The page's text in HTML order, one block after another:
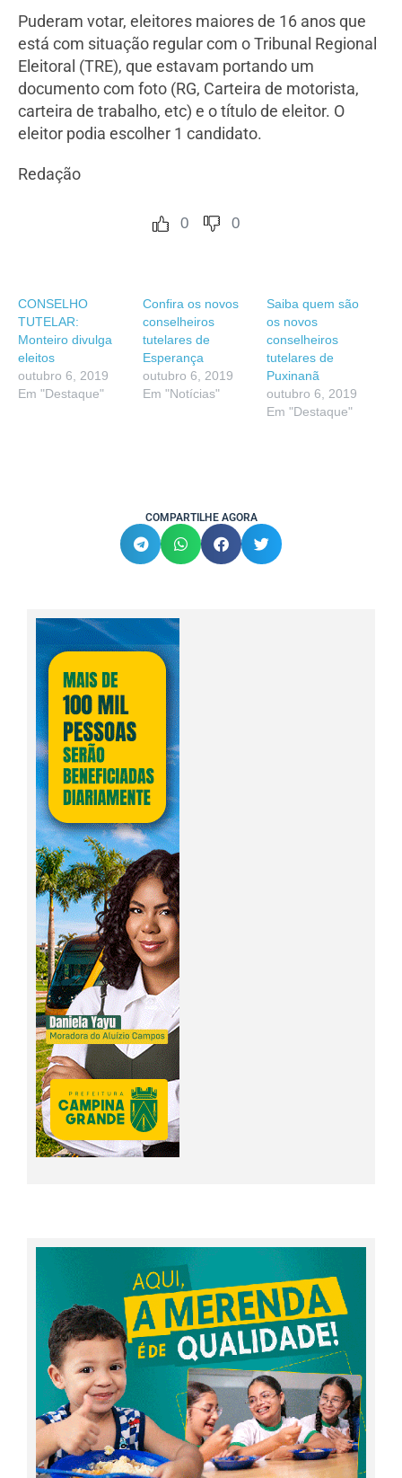
Puderam votar, eleitores maiores de 16 anos que
está com situação regular com o Tribunal Regional
Eleitoral (TRE), que estavam portando um
documento com foto (RG, Carteira de motorista,
carteira de trabalho, etc) e o título de eleitor. O
eleitor podia escolher 1 candidato.
Redação
0 0
CONSELHO
TUTELAR:
Monteiro divulga
eleitos
outubro 6, 2019
Em "Destaque"
Confira os novos
conselheiros
tutelares de
Esperança
outubro 6, 2019
Em "Notícias"
Saiba quem são
os novos
conselheiros
tutelares de
Puxinanã
outubro 6, 2019
Em "Destaque"
COMPARTILHE AGORA